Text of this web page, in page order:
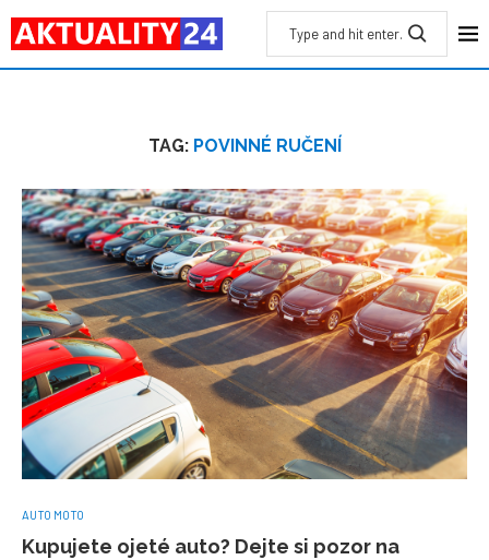
TAG: POVINNÉ RUČENÍ
AUTO MOTO
Kupujete ojeté auto? Dejte si pozor na